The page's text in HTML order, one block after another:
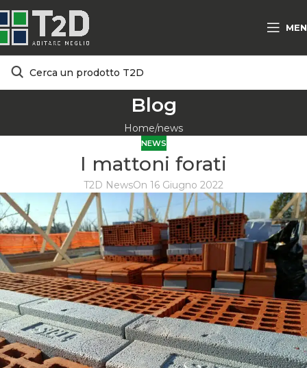
Blog
Home news
NEWS
I mattoni forati
T2D NewsOn 16 Giugno 2022